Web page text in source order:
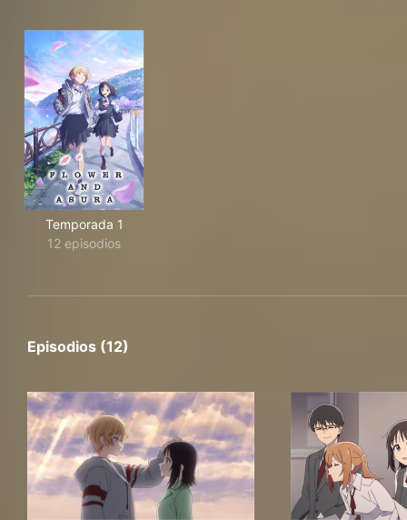
Temporada 1
12 episodios
Episodios (12)